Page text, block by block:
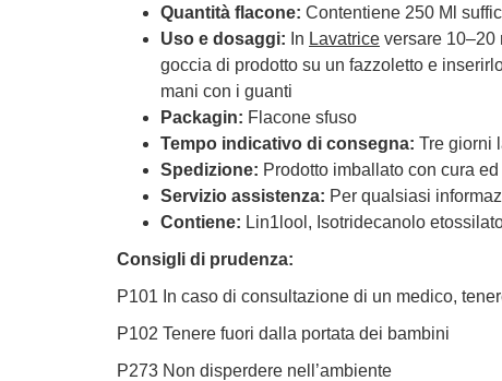
Quantità flacone: Contentiene 250 Ml
Uso e dosaggi: In Lavatrice versare 10–20
goccia di prodotto su un fazzoletto e
mani con i guanti
Packagin: Flacone sfuso
Tempo indicativo di consegna: Tre giorni
Spedizione: Prodotto imballato con cura
Servizio assistenza: Per qualsiasi
Contiene: Lin1lool, Isotridecanolo
Consigli di prudenza:
P101 In caso di consultazione di un medico,
P102 Tenere fuori dalla portata dei bambini
P273 Non disperdere nell’ambiente